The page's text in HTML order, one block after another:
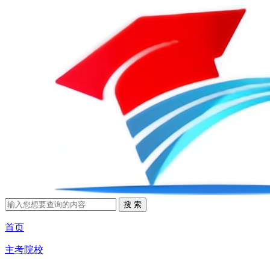
首页
主考院校